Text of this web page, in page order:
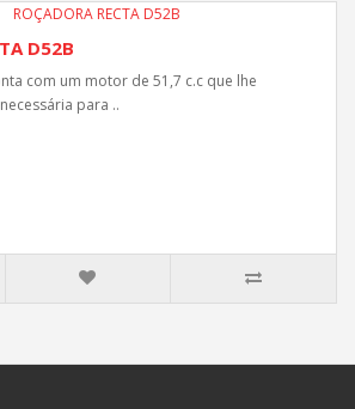
D52B
com um motor de 51,7 c.c que lhe
para ..